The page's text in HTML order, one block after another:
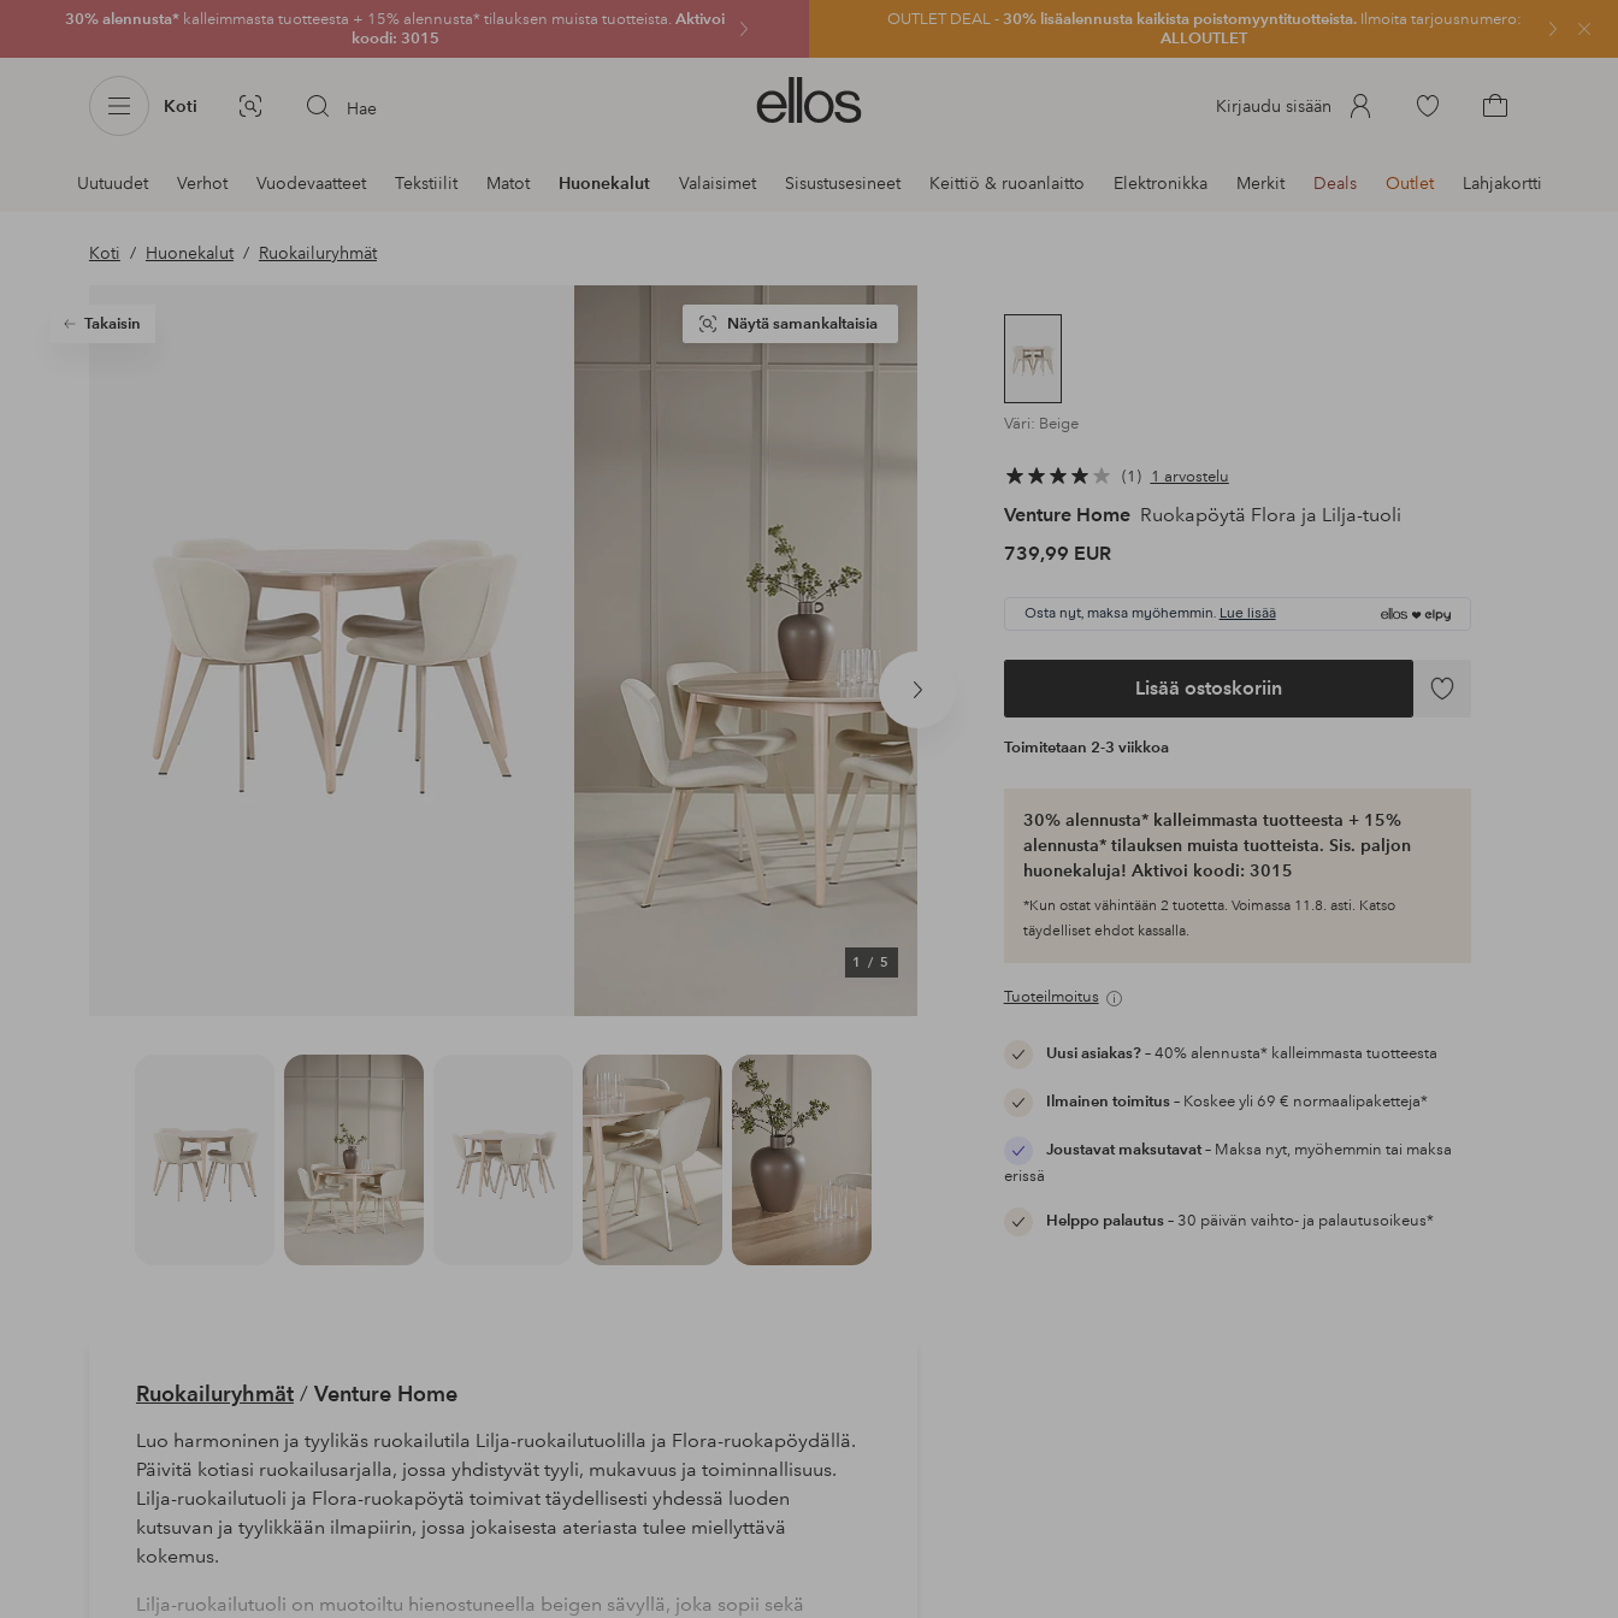
30% alennusta* kalleimmasta tuotteesta + 15% alennusta* tilauksen muista tuotteista. Aktivoi
koodi: 3015
OUTLET DEAL -30% lisäalennusta kaikista poistomyyntituotteista.Ilmoita tarjousnumero:
ALLOUTLET
Sulje
Koti Kuvahaku Hae
Ellos-
logo
siirry
Kirjaudu sisään
Siirry
Navigointi
osastoilla
Uutuudet Verhot Vuodevaatteet Tekstiilit Matot Huonekalut Valaisimet Sisustusesineet Keittiö & ruoanlaitto Elektronikka Merkit Deals Outlet Lahjakortti
Koti Huonekalut Ruokailuryhmät
Takaisin
Seuraava
1/ 5
Näytä samankaltaisia
Väri: Beige
1 1 arvostelu
Venture Home Ruokapöytä Flora ja Lilja-tuoli
739,99 EUR
Osta nyt, maksa myöhemmin. Lue lisää
Lisää ostoskoriin
Lisää
Toimitetaan 2-3 viikkoa
30% alennusta* kalleimmasta tuotteesta + 15%
alennusta* tilauksen muista tuotteista. Sis. paljon
huonekaluja! Aktivoi koodi: 3015
*Kun ostat vähintään 2 tuotetta. Voimassa 11.8. asti. Katso
täydelliset ehdot kassalla.
Tuoteilmoitus
Uusi asiakas?– 40% alennusta* kalleimmasta tuotteesta
Ilmainen toimitus– Koskee yli 69 € normaalipaketteja*
Joustavat maksutavat– Maksa nyt, myöhemmin tai maksa
erissä
Helppo palautus– 30 päivän vaihto- ja palautusoikeus*
Ruokailuryhmät/ Venture Home
Luo harmoninen ja tyylikäs ruokailutila Lilja-ruokailutuolilla ja Flora-ruokapöydällä.
Päivitä kotiasi ruokailusarjalla, jossa yhdistyvät tyyli, mukavuus ja toiminnallisuus.
Lilja-ruokailutuoli ja Flora-ruokapöytä toimivat täydellisesti yhdessä luoden
kutsuvan ja tyylikkään ilmapiirin, jossa jokaisesta ateriasta tulee miellyttävä
kokemus.
Lilja-ruokailutuoli on muotoiltu hienostuneella beigen sävyllä, joka sopii sekä